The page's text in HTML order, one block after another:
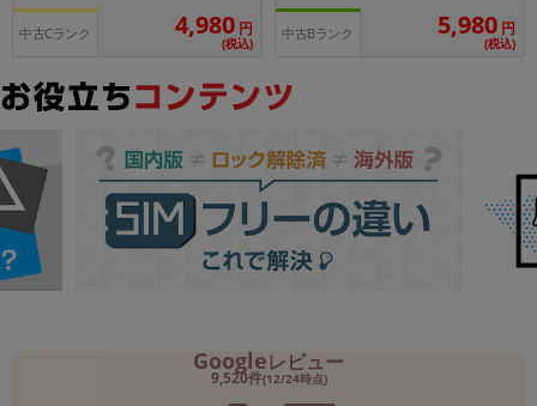
中古Cランク 4,980 円
(税込)
中古Bランク 5,980 円
(税込)
Googleレビュー
9,520件(12/24時点)
機能・特徴
ドライブの絞り込み
ランク
商品状態の絞り込み
「新品」「未使用」「中古」など
CPU